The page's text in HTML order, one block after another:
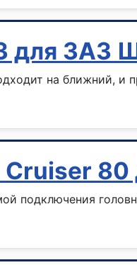
для ЗАЗ
на ближний, и
подключения